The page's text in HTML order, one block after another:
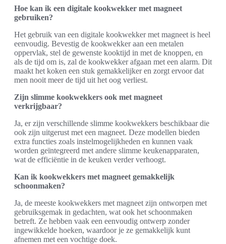
Hoe kan ik een digitale kookwekker met magneet
gebruiken?
Het gebruik van een digitale kookwekker met magneet is heel
eenvoudig. Bevestig de kookwekker aan een metalen
oppervlak, stel de gewenste kooktijd in met de knoppen, en
als de tijd om is, zal de kookwekker afgaan met een alarm. Dit
maakt het koken een stuk gemakkelijker en zorgt ervoor dat
men nooit meer de tijd uit het oog verliest.
Zijn slimme kookwekkers ook met magneet
verkrijgbaar?
Ja, er zijn verschillende slimme kookwekkers beschikbaar die
ook zijn uitgerust met een magneet. Deze modellen bieden
extra functies zoals instelmogelijkheden en kunnen vaak
worden geïntegreerd met andere slimme keukenapparaten,
wat de efficiëntie in de keuken verder verhoogt.
Kan ik kookwekkers met magneet gemakkelijk
schoonmaken?
Ja, de meeste kookwekkers met magneet zijn ontworpen met
gebruiksgemak in gedachten, wat ook het schoonmaken
betreft. Ze hebben vaak een eenvoudig ontwerp zonder
ingewikkelde hoeken, waardoor je ze gemakkelijk kunt
afnemen met een vochtige doek.